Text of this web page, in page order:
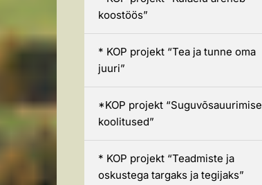
koostöös”
* KOP projekt “Tea ja tunne oma
juuri”
*KOP projekt “Suguvõsauurimise
koolitused”
* KOP projekt “Teadmiste ja
oskustega targaks ja tegijaks”